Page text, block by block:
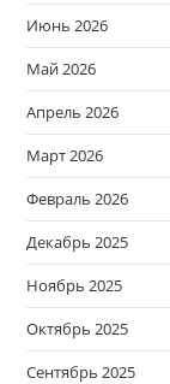
Июнь 2026
Май 2026
Апрель 2026
Март 2026
Февраль 2026
Декабрь 2025
Ноябрь 2025
Октябрь 2025
Сентябрь 2025